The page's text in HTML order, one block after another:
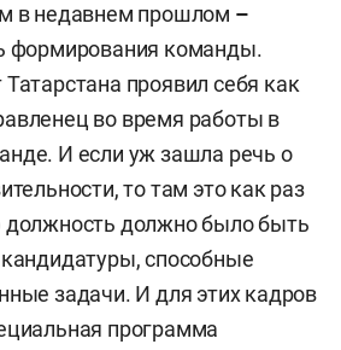
в недавнем прошлом –
формирования команды.
проявил себя как
во время работы в
И если уж зашла речь о
то там это как раз
должно было быть
способные
задачи. И для этих кадров
программа